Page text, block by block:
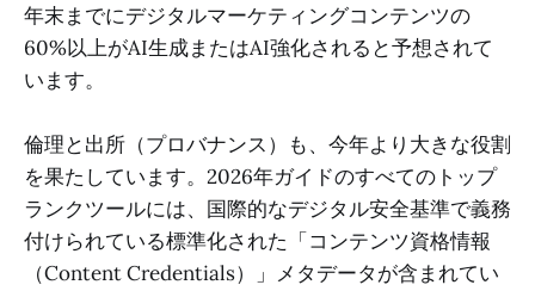
年末までにデジタルマーケティングコンテンツの
60%以上がAI生成またはAI強化されると予想されて
います。
倫理と出所（プロバナンス）も、今年より大きな役割
を果たしています。2026年ガイドのすべてのトップ
ランクツールには、国際的なデジタル安全基準で義務
付けられている標準化された「コンテンツ資格情報
（Content Credentials）」メタデータが含まれてい